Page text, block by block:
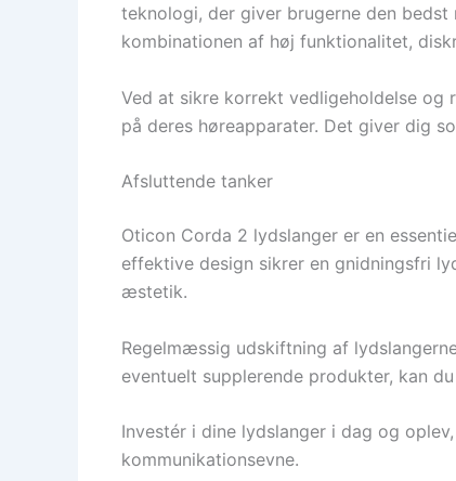
teknologi, der giver brugerne den
kombinationen af høj funktionalitet,
Ved at sikre korrekt vedligeholdelse
på deres høreapparater. Det giver dig
Afsluttende tanker
Oticon Corda 2 lydslanger er en
effektive design sikrer en gnidningsfri
æstetik.
Regelmæssig udskiftning af
eventuelt supplerende produkter, kan
Investér i dine lydslanger i dag og
kommunikationsevne.